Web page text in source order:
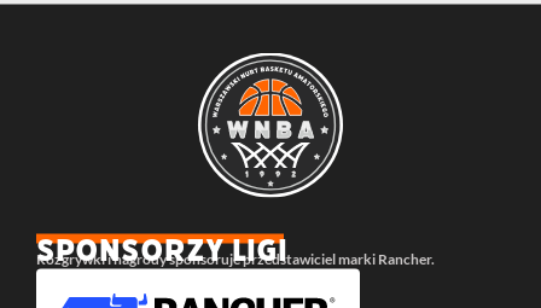
SPONSORZY LIGI
Rozgrywki i nagrody sponsoruje przedstawiciel marki Rancher.